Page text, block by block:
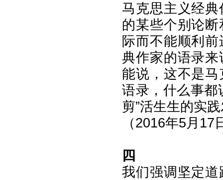
马克思主义经
的某些个别论
际而不能顺利
典作家的语录
能说，这不是
语录，什么事都
剪”活生生的实
（2016年5月
四
我们强调坚定